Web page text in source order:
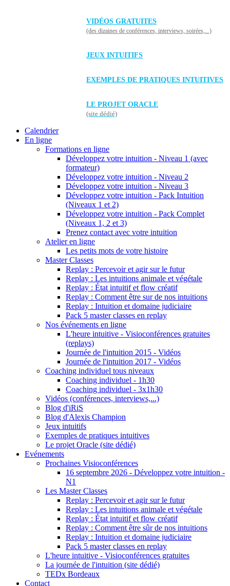
VIDÉOS GRATUITES
(des dizaines de conférences, interviews, soirées,...)
JEUX INTUITIFS
EXEMPLES DE PRATIQUES INTUITIVES
LE PROJET ORACLE
(site dédié)
Calendrier
En ligne
Formations en ligne
Développez votre intuition - Niveau 1 (avec
formateur)
Développez votre intuition - Niveau 2
Développez votre intuition - Niveau 3
Développez votre intuition - Pack Intuition
(Niveaux 1 et 2)
Développez votre intuition - Pack Complet
(Niveaux 1, 2 et 3)
Prenez contact avec votre intuition
Atelier en ligne
Les petits mots de votre histoire
Master Classes
Replay : Percevoir et agir sur le futur
Replay : Les intuitions animale et végétale
Replay : État intuitif et flow créatif
Replay : Comment être sur de nos intuitions
Replay : Intuition et domaine judiciaire
Pack 5 master classes en replay
Nos événements en ligne
L'heure intuitive - Visioconférences gratuites
(replays)
Journée de l'intuition 2015 - Vidéos
Journée de l'intuition 2017 - Vidéos
Coaching individuel tous niveaux
Coaching individuel - 1h30
Coaching individuel - 3x1h30
Vidéos (conférences, interviews,...)
Blog d'iRiS
Blog d'Alexis Champion
Jeux intuitifs
Exemples de pratiques intuitives
Le projet Oracle (site dédié)
Evénements
Prochaines Visioconférences
16 septembre 2026 - Développez votre intuition -
N1
Les Master Classes
Replay : Percevoir et agir sur le futur
Replay : Les intuitions animale et végétale
Replay : État intuitif et flow créatif
Replay : Comment être sûr de nos intuitions
Replay : Intuition et domaine judiciaire
Pack 5 master classes en replay
L'heure intuitive - Visioconférences gratuites
La journée de l'intuition (site dédié)
TEDx Bordeaux
Contact